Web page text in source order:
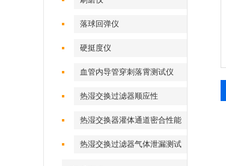
落球回弹仪
硬挺度仪
血管内导管穿刺落霄测试仪
热湿交换过滤器顺应性
热湿交换器灌体通道密合性能
热湿交换过滤器气体泄漏测试